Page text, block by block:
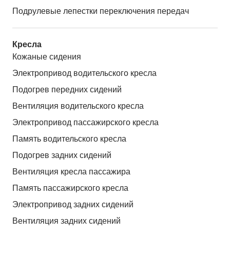
Подрулевые лепестки переключения передач
Кресла
Кожаные сидения
Электропривод водительского кресла
Подогрев передних сидений
Вентиляция водительского кресла
Электропривод пассажирского кресла
Память водительского кресла
Подогрев задних сидений
Вентиляция кресла пассажира
Память пассажирского кресла
Электропривод задних сидений
Вентиляция задних сидений